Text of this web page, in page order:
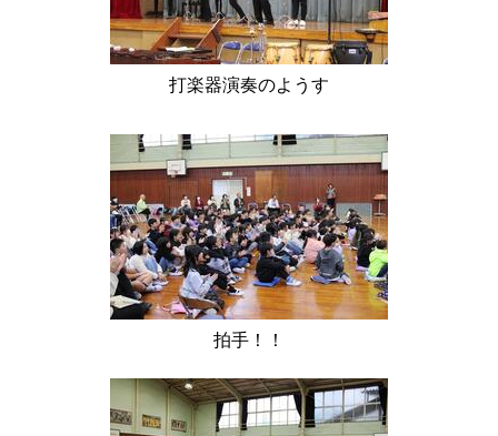
打楽器演奏のようす
拍手！！